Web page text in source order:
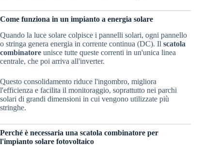
Come funziona in un impianto a energia solare
Quando la luce solare colpisce i pannelli solari, ogni pannello
o stringa genera energia in corrente continua (DC). Il scatola
combinatore unisce tutte queste correnti in un'unica linea
centrale, che poi arriva all'inverter.
Questo consolidamento riduce l'ingombro, migliora
l'efficienza e facilita il monitoraggio, soprattutto nei parchi
solari di grandi dimensioni in cui vengono utilizzate più
stringhe.
Perché è necessaria una scatola combinatore per
l'impianto solare fotovoltaico